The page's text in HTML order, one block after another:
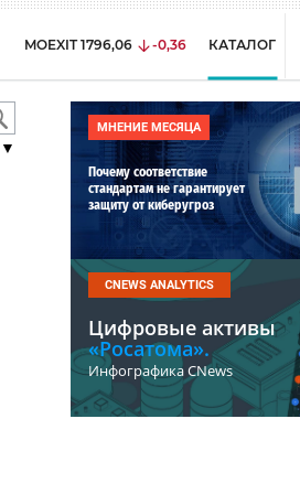
MOEXIT 1796,06 -0,36 КАТАЛОГ
▼
МНЕНИЕ МЕСЯЦА
Почему соответствие
стандартам не гарантирует
защиту от киберугроз
CNEWS ANALYTICS
Цифровые активы
«Росатома».
Инфографика CNews